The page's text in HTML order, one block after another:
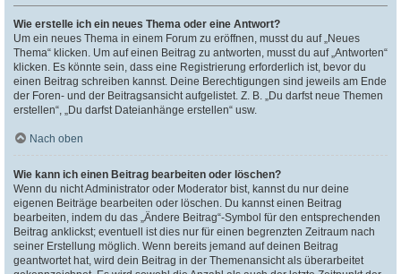
Wie erstelle ich ein neues Thema oder eine Antwort?
Um ein neues Thema in einem Forum zu eröffnen, musst du auf „Neues
Thema“ klicken. Um auf einen Beitrag zu antworten, musst du auf „Antworten“
klicken. Es könnte sein, dass eine Registrierung erforderlich ist, bevor du
einen Beitrag schreiben kannst. Deine Berechtigungen sind jeweils am Ende
der Foren- und der Beitragsansicht aufgelistet. Z. B. „Du darfst neue Themen
erstellen“, „Du darfst Dateianhänge erstellen“ usw.
Nach oben
Wie kann ich einen Beitrag bearbeiten oder löschen?
Wenn du nicht Administrator oder Moderator bist, kannst du nur deine
eigenen Beiträge bearbeiten oder löschen. Du kannst einen Beitrag
bearbeiten, indem du das „Ändere Beitrag“-Symbol für den entsprechenden
Beitrag anklickst; eventuell ist dies nur für einen begrenzten Zeitraum nach
seiner Erstellung möglich. Wenn bereits jemand auf deinen Beitrag
geantwortet hat, wird dein Beitrag in der Themenansicht als überarbeitet